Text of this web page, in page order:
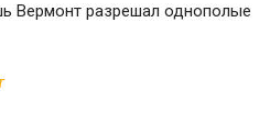
Вермонт разрешал однополые